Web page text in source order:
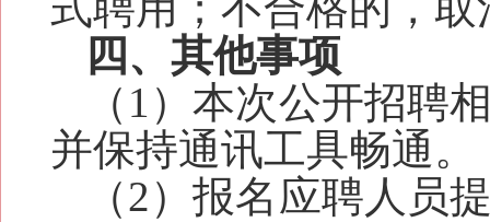
四、其他事项
（1）本次公开招聘
并保持通讯工具畅通。
（2）报名应聘人员